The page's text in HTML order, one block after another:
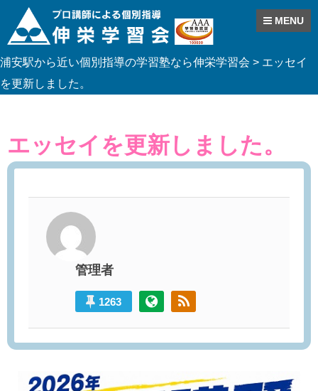
Skip
to
content
MENU
浦安駅から近い個別指導の学習塾なら伸栄学習会 > エッセイ
を更新しました。
エッセイを更新しました。
管理者
1263